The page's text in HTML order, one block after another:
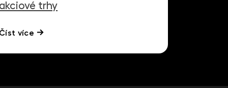
trhy
více